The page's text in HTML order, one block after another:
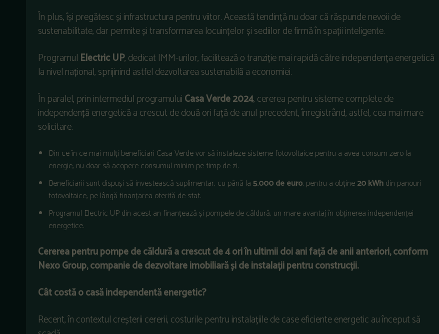
În plus, își pregătesc și infrastructura pentru viitor. Această tendință nu doar că răspunde nevoii de
sustenabilitate, dar permite și transformarea locuințelor și sediilor de firmă în spații inteligente.
Programul Electric UP, dedicat IMM-urilor, facilitează o tranziție mai rapidă către independența energetică
la nivel național, sprijinind astfel dezvoltarea sustenabilă a economiei.
În paralel, prin intermediul programuluiCasa Verde 2024, cererea pentru sisteme complete de
independență energetică a crescut de două ori față de anul precedent, înregistrând, astfel, cea mai mare
solicitare.
Din ce în ce mai mulți beneficiari Casa Verde vor să instaleze sisteme fotovoltaice pentru a avea consum zero la
energie, nu doar să acopere consumul minim pe timp de zi.
Beneficiarii sunt dispuși să investească suplimentar, cu până la5.000 de euro, pentru a obține20 kWhdin panouri
fotovoltaice, pe lângă finanțarea oferită de stat.
Programul Electric UP din acest an finanțează și pompele de căldură, un mare avantaj în obținerea independenței
energetice.
Cererea pentru pompe de căldură a crescut de 4 ori în ultimii doi ani față de anii anteriori, conform
Nexo Group, companie de dezvoltare imobiliară și de instalații pentru construcții.
Cât costă o casă independentă energetic?
Recent, în contextul creșterii cererii, costurile pentru instalațiile de case eficiente energetic au început să